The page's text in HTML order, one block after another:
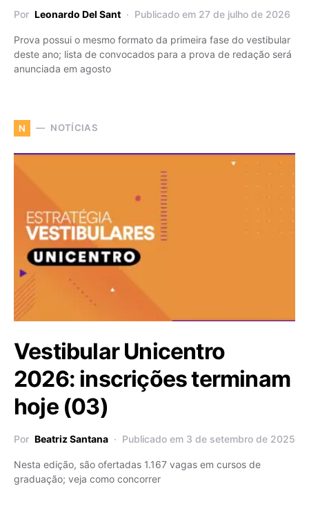
Por Leonardo Del Sant Publicado em 27 de julho de 2026
Prova possui o mesmo formato da primeira fase do vestibular
deste ano; lista de convocados para a prova de redação será
anunciada em agosto
N NOTÍCIAS
Vestibular Unicentro
2026: inscrições terminam
hoje (03)
Por Beatriz Santana Publicado em 3 de setembro de 2025
Nesta edição, são ofertadas 1.167 vagas em cursos de
graduação; veja como concorrer